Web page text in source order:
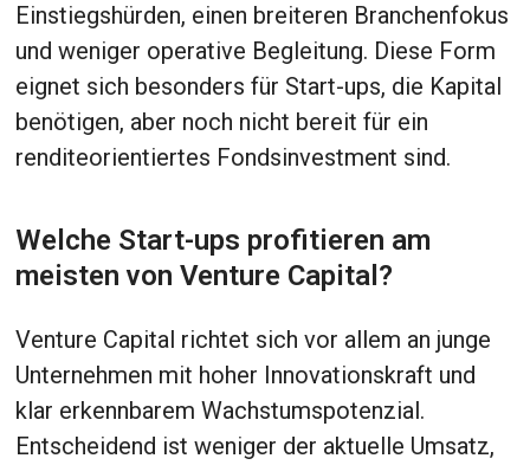
Einstiegshürden, einen breiteren Branchenfokus
und weniger operative Begleitung. Diese Form
eignet sich besonders für Start-ups, die Kapital
benötigen, aber noch nicht bereit für ein
renditeorientiertes Fondsinvestment sind.
Welche Start-ups profitieren am
meisten von Venture Capital?
Venture Capital richtet sich vor allem an junge
Unternehmen mit hoher Innovationskraft und
klar erkennbarem Wachstumspotenzial.
Entscheidend ist weniger der aktuelle Umsatz,